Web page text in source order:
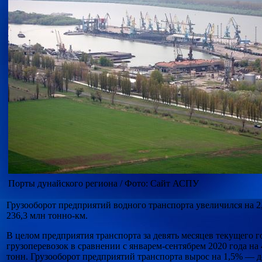
Порты дунайского региона / Фото: Сайт АСПУ
Грузооборот предприятий водного транспорта увеличился на
236,3 млн тонно-км.
В целом предприятия транспорта за девять месяцев текущего
грузоперевозок в сравнении с январем-сентябрем 2020 года
тонн. Грузооборот предприятий транспорта вырос на 1,5% —